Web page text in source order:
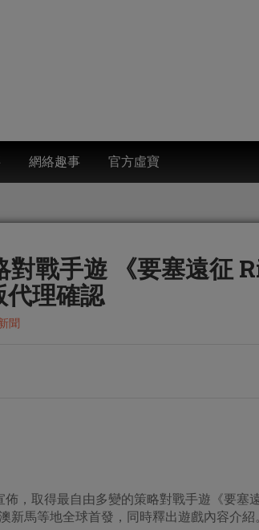
網絡趣事 官方虛寶
對戰手遊 《要塞遠征
理確認
聞
佈，取得最自由多變的策略對戰手遊《要塞
新馬等地全球首發，同時釋出遊戲內容介紹